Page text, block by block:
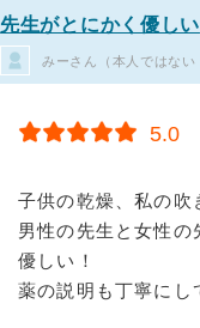
先生がとにかく優しい
みーさん（本人ではない
5.0
子供の乾燥、私の吹
男性の先生と女性の
優しい！
薬の説明も丁寧にし